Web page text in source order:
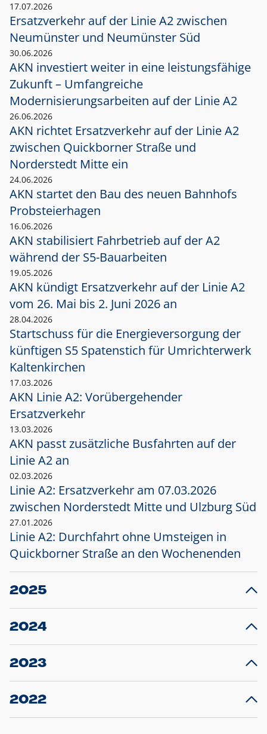
17.07.2026
Ersatzverkehr auf der Linie A2 zwischen
Neumünster und Neumünster Süd
30.06.2026
AKN investiert weiter in eine leistungsfähige
Zukunft – Umfangreiche
Modernisierungsarbeiten auf der Linie A2
26.06.2026
AKN richtet Ersatzverkehr auf der Linie A2
zwischen Quickborner Straße und
Norderstedt Mitte ein
24.06.2026
AKN startet den Bau des neuen Bahnhofs
Probsteierhagen
16.06.2026
AKN stabilisiert Fahrbetrieb auf der A2
während der S5-Bauarbeiten
19.05.2026
AKN kündigt Ersatzverkehr auf der Linie A2
vom 26. Mai bis 2. Juni 2026 an
28.04.2026
Startschuss für die Energieversorgung der
künftigen S5 Spatenstich für Umrichterwerk
Kaltenkirchen
17.03.2026
AKN Linie A2: Vorübergehender
Ersatzverkehr
13.03.2026
AKN passt zusätzliche Busfahrten auf der
Linie A2 an
02.03.2026
Linie A2: Ersatzverkehr am 07.03.2026
zwischen Norderstedt Mitte und Ulzburg Süd
27.01.2026
Linie A2: Durchfahrt ohne Umsteigen in
Quickborner Straße an den Wochenenden
2025
23.12.2025
Projekt S5: Start der Bauarbeiten am
2024
10.12.2024
Großprojekt S5: Sperrung der Bahnstraße in
2023
20.12.2023
Schleswig-Holstein verlängert den
2022
22.12.2022